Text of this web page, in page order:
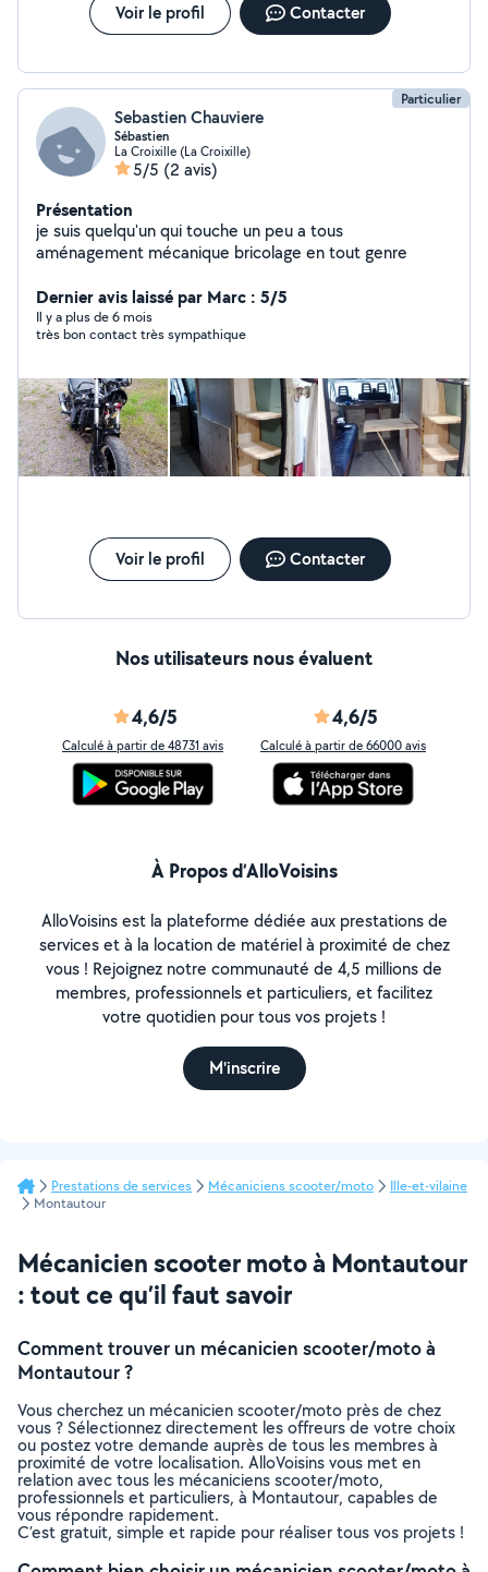
Voir le profil Contacter
Particulier
Sebastien Chauviere
Sébastien
La Croixille (La Croixille)
5/5 (2 avis)
Présentation
je suis quelqu'un qui touche un peu a tous
aménagement mécanique bricolage en tout genre
Dernier avis laissé par Marc : 5/5
Il y a plus de 6 mois
très bon contact très sympathique
Voir le profil Contacter
Nos utilisateurs nous évaluent
4,6/5
Calculé à partir de 48731 avis
4,6/5
Calculé à partir de 66000 avis
À Propos d’AlloVoisins
AlloVoisins est la plateforme dédiée aux prestations de
services et à la location de matériel à proximité de chez
vous ! Rejoignez notre communauté de 4,5 millions de
membres, professionnels et particuliers, et facilitez
votre quotidien pour tous vos projets !
M'inscrire
Prestations de services Mécaniciens scooter/moto
Ille-et-vilaine
Montautour
Mécanicien scooter moto à Montautour
: tout ce qu’il faut savoir
Comment trouver un mécanicien scooter/moto à
Montautour ?
Vous cherchez un mécanicien scooter/moto près de chez
vous ? Sélectionnez directement les offreurs de votre choix
ou postez votre demande auprès de tous les membres à
proximité de votre localisation. AlloVoisins vous met en
relation avec tous les mécaniciens scooter/moto,
professionnels et particuliers, à Montautour, capables de
vous répondre rapidement.
C’est gratuit, simple et rapide pour réaliser tous vos projets !